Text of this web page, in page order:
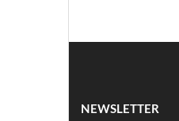
NEWSLETTER